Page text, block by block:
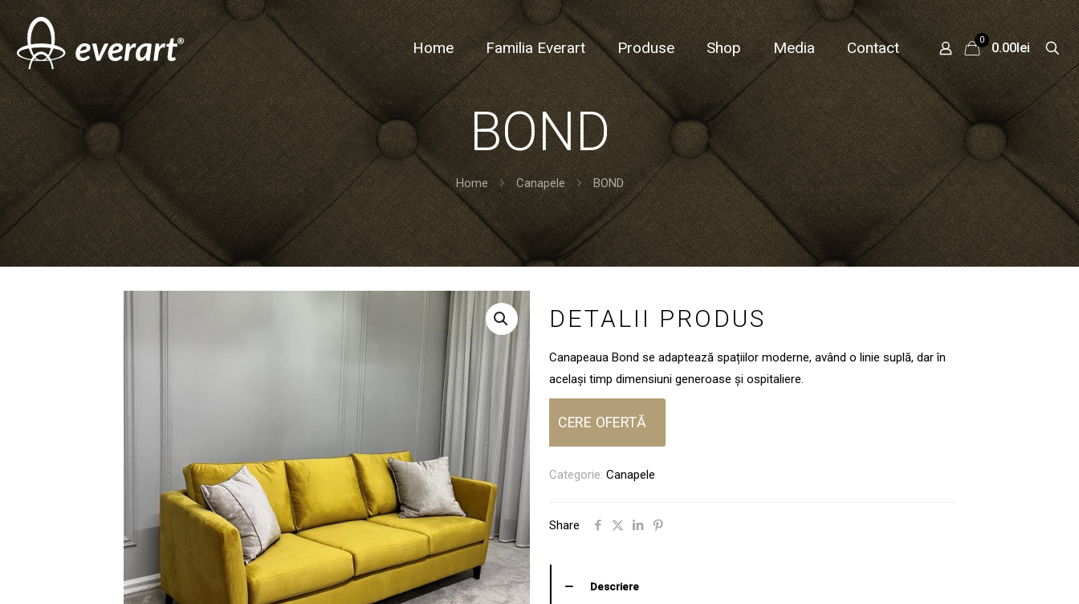
Home Familia Everart Produse Shop Media Contact 0
0.00lei
BOND
Home Canapele BOND
DETALII PRODUS
Canapeaua Bond se adaptează spațiilor moderne, având o linie suplă, dar în
același timp dimensiuni generoase și ospitaliere.
CERE OFERTĂ
Categorie: Canapele
Share
Descriere